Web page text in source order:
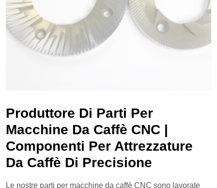
Produttore Di Parti Per
Macchine Da Caffè CNC |
Componenti Per Attrezzature
Da Caffè Di Precisione
Le nostre parti per macchine da caffè CNC sono lavorate